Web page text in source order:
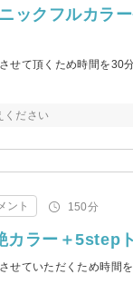
ックフルカラ
せて頂くため時間を30
ください
ント 150分
カラー＋
せていただくため時間